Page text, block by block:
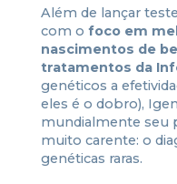
Além de lançar
com o foco em
nascimentos de
tratamentos da
genéticos a
eles é o dobro),
mundialmente seu
muito carente: o
genéticas raras.